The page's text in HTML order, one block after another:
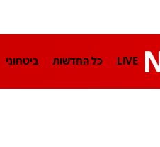
LIVE כל החדשות ביטחוני